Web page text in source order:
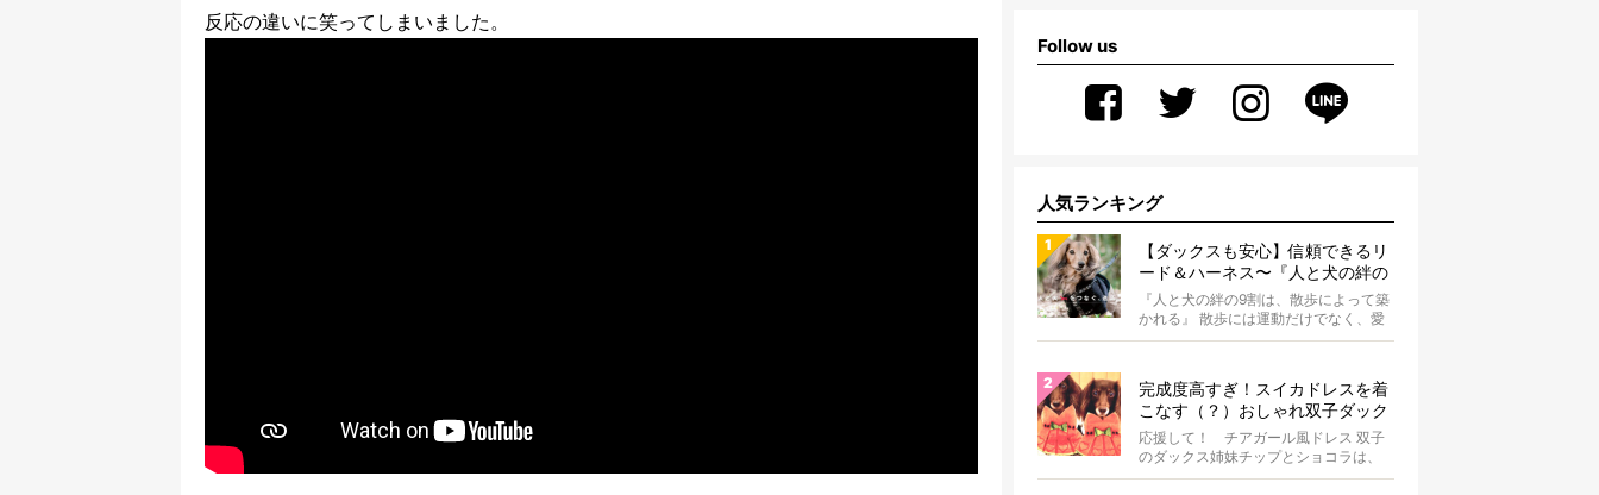
反応の違いに笑ってしまいました。
Follow us
人気ランキング
【ダックスも安心】信頼できるリ
ード＆ハーネス〜『人と犬の絆の
9割は散歩によって築かれる』
WOLFGANG MAN＆BEAST〜
『人と犬の絆の9割は、散歩によって築
かれる』 散歩には運動だけでなく、愛
犬とオーナーの絆を深める重要な役割
完成度高すぎ！スイカドレスを着
こなす（？）おしゃれ双子ダック
スがもはやアイドル
応援して！ チアガール風ドレス 双子
のダックス姉妹チップとショコラは、
お揃いのスイカドレスを身にまとって